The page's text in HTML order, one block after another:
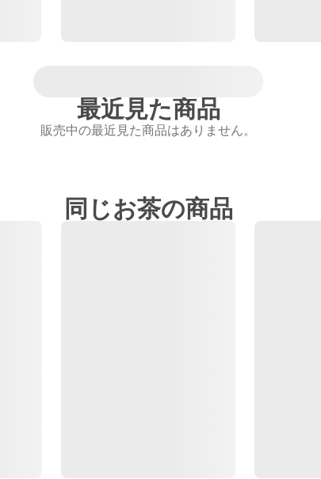
最近見た商品
販売中の最近見た商品はありません。
同じお茶の商品